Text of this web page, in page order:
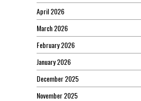
April 2026
March 2026
February 2026
January 2026
December 2025
November 2025